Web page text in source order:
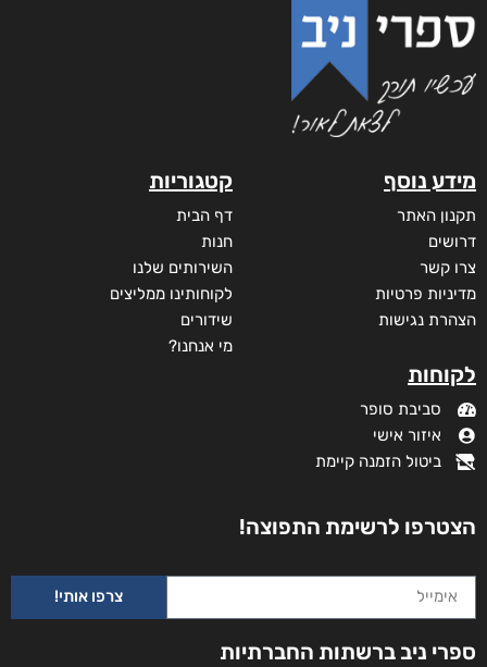
מידע נוסף
תקנון האתר
דרושים
צרו קשר
מדיניות פרטיות
הצהרת נגישות
לקוחות
סביבת סופר
איזור אישי
ביטול הזמנה קיימת
קטגוריות
דף הבית
חנות
השירותים שלנו
לקוחותינו ממליצים
שידורים
מי אנחנו?
הצטרפו לרשימת התפוצה!
צרפו אותי!
ספרי ניב ברשתות החברתיות